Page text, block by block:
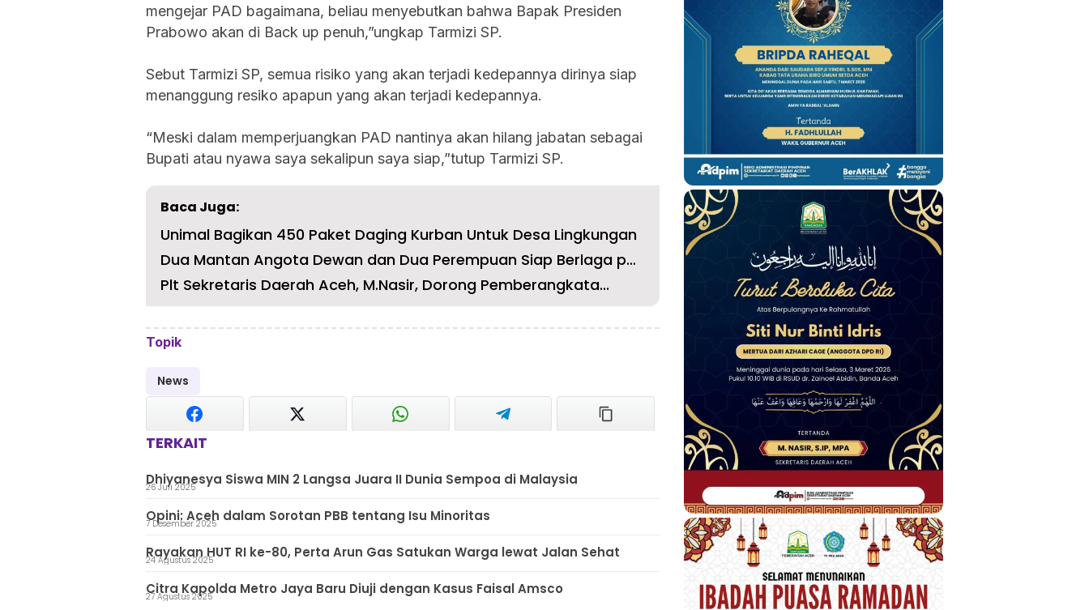
mengejar PAD bagaimana, beliau menyebutkan bahwa Bapak Presiden
Prabowo akan di Back up penuh,”ungkap Tarmizi SP.
Sebut Tarmizi SP, semua risiko yang akan terjadi kedepannya dirinya siap
menanggung resiko apapun yang akan terjadi kedepannya.
“Meski dalam memperjuangkan PAD nantinya akan hilang jabatan sebagai
Bupati atau nyawa saya sekalipun saya siap,”tutup Tarmizi SP.
Baca Juga:
Unimal Bagikan 450 Paket Daging Kurban Untuk Desa Lingkungan
Dua Mantan Angota Dewan dan Dua Perempuan Siap Berlaga pa...
Plt Sekretaris Daerah Aceh, M.Nasir, Dorong Pemberangkata...
Topik
News
TERKAIT
Dhiyanesya Siswa MIN 2 Langsa Juara II Dunia Sempoa di Malaysia
26 Juli 2025
Opini: Aceh dalam Sorotan PBB tentang Isu Minoritas
7 Desember 2025
Rayakan HUT RI ke-80, Perta Arun Gas Satukan Warga lewat Jalan Sehat
24 Agustus 2025
Citra Kapolda Metro Jaya Baru Diuji dengan Kasus Faisal Amsco
27 Agustus 2025